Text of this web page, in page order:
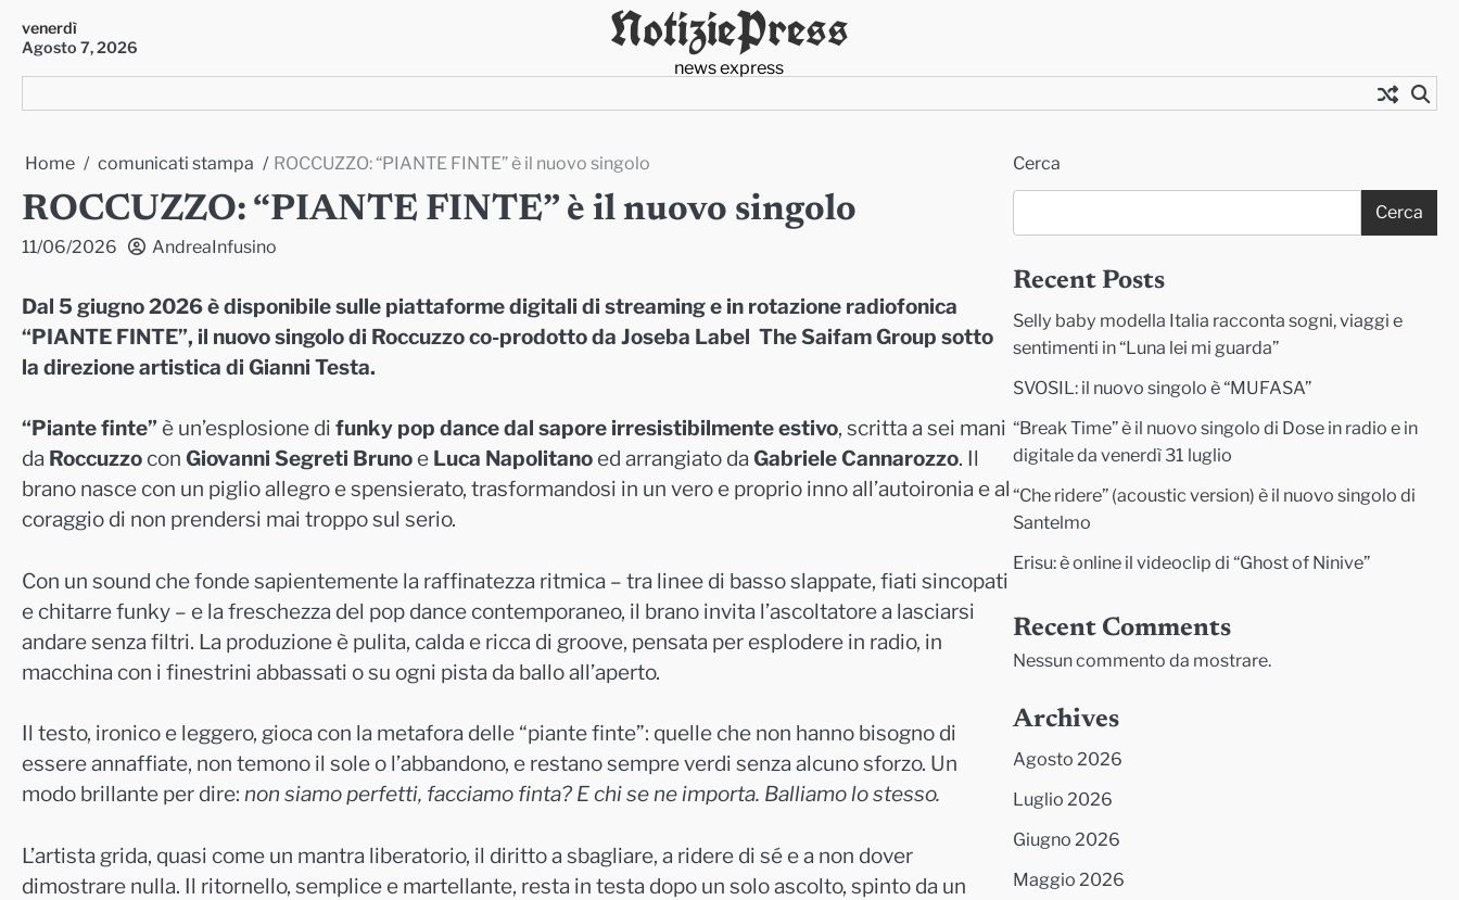
content
venerdì
Agosto 7, 2026
NotiziePress
news express
Home comunicati stampa ROCCUZZO: “PIANTE FINTE” è il nuovo singolo
ROCCUZZO: “PIANTE FINTE” è il nuovo singolo
11/06/2026 AndreaInfusino
Dal 5 giugno 2026 è disponibile sulle piattaforme digitali di streaming e in rotazione radiofonica
“PIANTE FINTE”, il nuovo singolo di Roccuzzo co-prodotto da Joseba Label The Saifam Group sotto
la direzione artistica di Gianni Testa.
“Piante finte” è un’esplosione di funky pop dance dal sapore irresistibilmente estivo, scritta a sei mani
da Roccuzzo con Giovanni Segreti Bruno e Luca Napolitano ed arrangiato da Gabriele Cannarozzo. Il
brano nasce con un piglio allegro e spensierato, trasformandosi in un vero e proprio inno all’autoironia e al
coraggio di non prendersi mai troppo sul serio.
Con un sound che fonde sapientemente la raffinatezza ritmica – tra linee di basso slappate, fiati sincopati
e chitarre funky – e la freschezza del pop dance contemporaneo, il brano invita l’ascoltatore a lasciarsi
andare senza filtri. La produzione è pulita, calda e ricca di groove, pensata per esplodere in radio, in
macchina con i finestrini abbassati o su ogni pista da ballo all’aperto.
Il testo, ironico e leggero, gioca con la metafora delle “piante finte”: quelle che non hanno bisogno di
essere annaffiate, non temono il sole o l’abbandono, e restano sempre verdi senza alcuno sforzo. Un
modo brillante per dire: non siamo perfetti, facciamo finta? E chi se ne importa. Balliamo lo stesso.
L’artista grida, quasi come un mantra liberatorio, il diritto a sbagliare, a ridere di sé e a non dover
dimostrare nulla. Il ritornello, semplice e martellante, resta in testa dopo un solo ascolto, spinto da un
Cerca
Cerca
Recent Posts
Selly baby modella Italia racconta sogni, viaggi e
sentimenti in “Luna lei mi guarda”
SVOSIL: il nuovo singolo è “MUFASA”
“Break Time” è il nuovo singolo di Dose in radio e in
digitale da venerdì 31 luglio
“Che ridere” (acoustic version) è il nuovo singolo di
Santelmo
Erisu: è online il videoclip di “Ghost of Ninive”
Recent Comments
Nessun commento da mostrare.
Archives
Agosto 2026
Luglio 2026
Giugno 2026
Maggio 2026